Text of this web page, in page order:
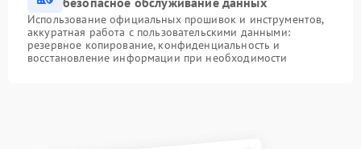
Использование официальных прошивок и инструментов,
аккуратная работа с пользовательскими данными:
резервное копирование, конфиденциальность и
восстановление информации при необходимости